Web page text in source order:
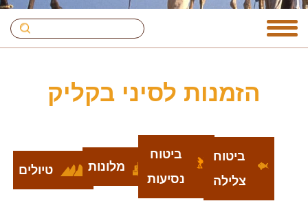
הזמנות לסיני בקליק
ביטוח
צלילה
ביטוח
נסיעות
מלונות טיולים